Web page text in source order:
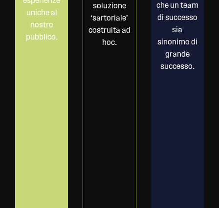
uniche al
nostro
pubblico.
soluzione
‘sartoriale’
costruita ad
hoc.
che un team
di successo
sia
sinonimo di
grande
successo.